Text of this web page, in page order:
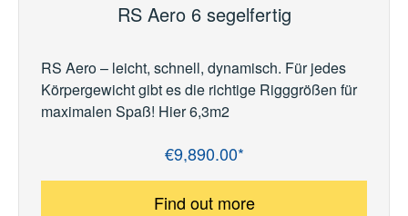
RS Aero 6 segelfertig
RS Aero – leicht, schnell, dynamisch. Für jedes
Körpergewicht gibt es die richtige Rigggrößen für
maximalen Spaß! Hier 6,3m2
€9,890.00*
Find out more